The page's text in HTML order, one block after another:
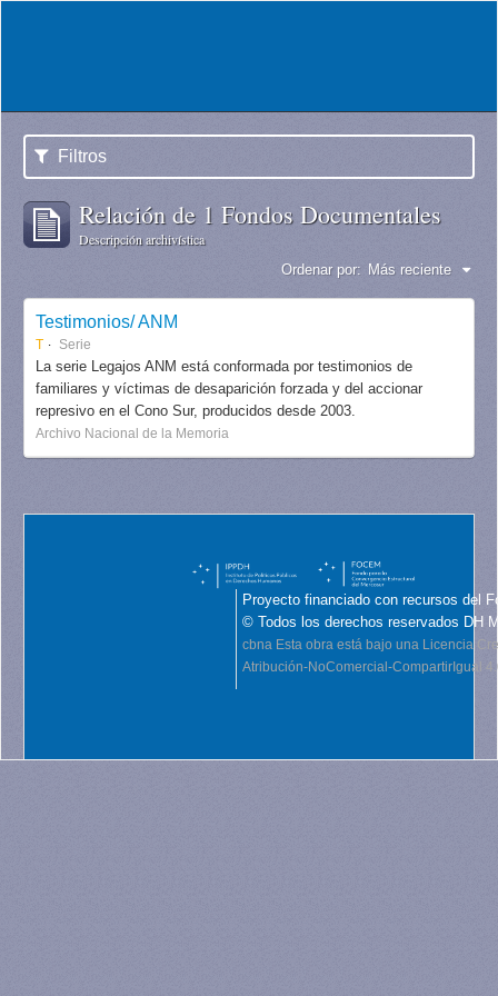
Filtros
Relación de 1 Fondos Documentales
Descripción archivística
Ordenar por: Más reciente
Testimonios/ ANM
T Serie
La serie Legajos ANM está conformada por testimonios de
familiares y víctimas de desaparición forzada y del accionar
represivo en el Cono Sur, producidos desde 2003.
Archivo Nacional de la Memoria
Proyecto financiado con recursos del
© Todos los derechos reservados DH
cbna Esta obra está bajo una Licencia
Atribución-NoComercial-CompartirIgual